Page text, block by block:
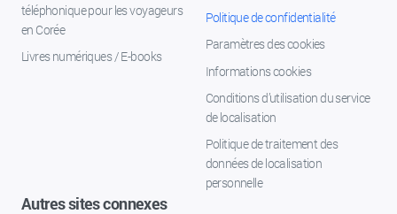
téléphonique pour les voyageurs
en Corée
Livres numériques / E-books
Politique de confidentialité
Paramètres des cookies
Informations cookies
Conditions d’utilisation du service
de localisation
Politique de traitement des
données de localisation
personnelle
Autres sites connexes